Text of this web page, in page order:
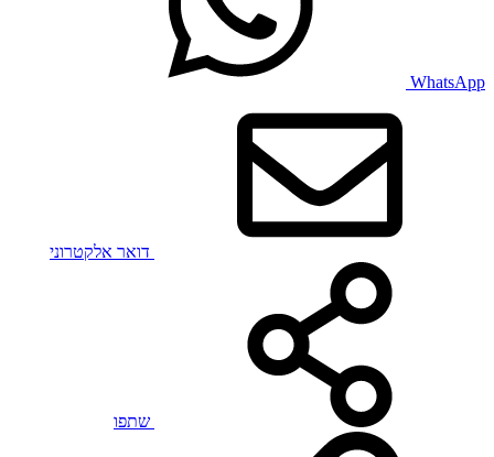
WhatsApp
דואר אלקטרוני
שתפו